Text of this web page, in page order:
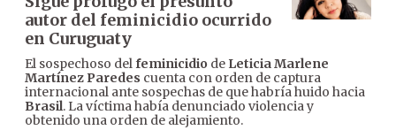
autor del feminicidio ocurrido
en Curuguaty
El sospechoso delfeminicidio de Leticia Marlene
Martínez Paredes cuenta con orden de captura
internacional ante sospechas de que habría huido hacia
Brasil. La víctima había denunciado violencia y
obtenido una orden de alejamiento.